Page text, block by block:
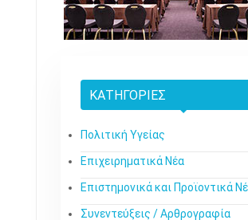
ΚΑΤΗΓΟΡΊΕΣ
Πολιτική Υγείας
Επιχειρηματικά Νέα
Επιστημονικά και Προϊοντικά
Συνεντεύξεις / Αρθρογραφία